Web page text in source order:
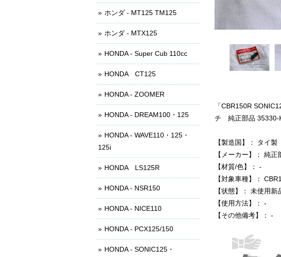
「CBR150R
チ 純正部品 35330-
【製造国】： タイ製
【メーカー】： 純
【材質/色】： -
【対象車種】：
【状態】： 未使用新
【使用方法】： -
【その他備考】： -
ホンダ - MT125 TM125
ホンダ - MTX125
HONDA - Super Cub 110cc
HONDA CT125
HONDA - ZOOMER
HONDA - DREAM100・125
HONDA - WAVE110・125・
125i
HONDA LS125R
HONDA - NSR150
HONDA - NICE110
HONDA - PCX125/150
HONDA - SONIC125・